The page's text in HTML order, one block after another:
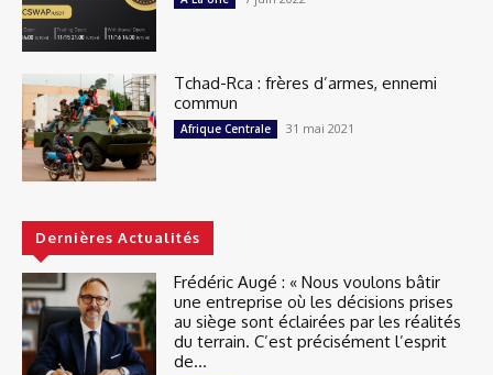
Tchad-Rca : frères d’armes, ennemi
commun
Afrique Centrale 31 mai 2021
Dernières Actualités
Frédéric Augé : « Nous voulons bâtir
une entreprise où les décisions prises
au siège sont éclairées par les réalités
du terrain. C’est précisément l’esprit
de...